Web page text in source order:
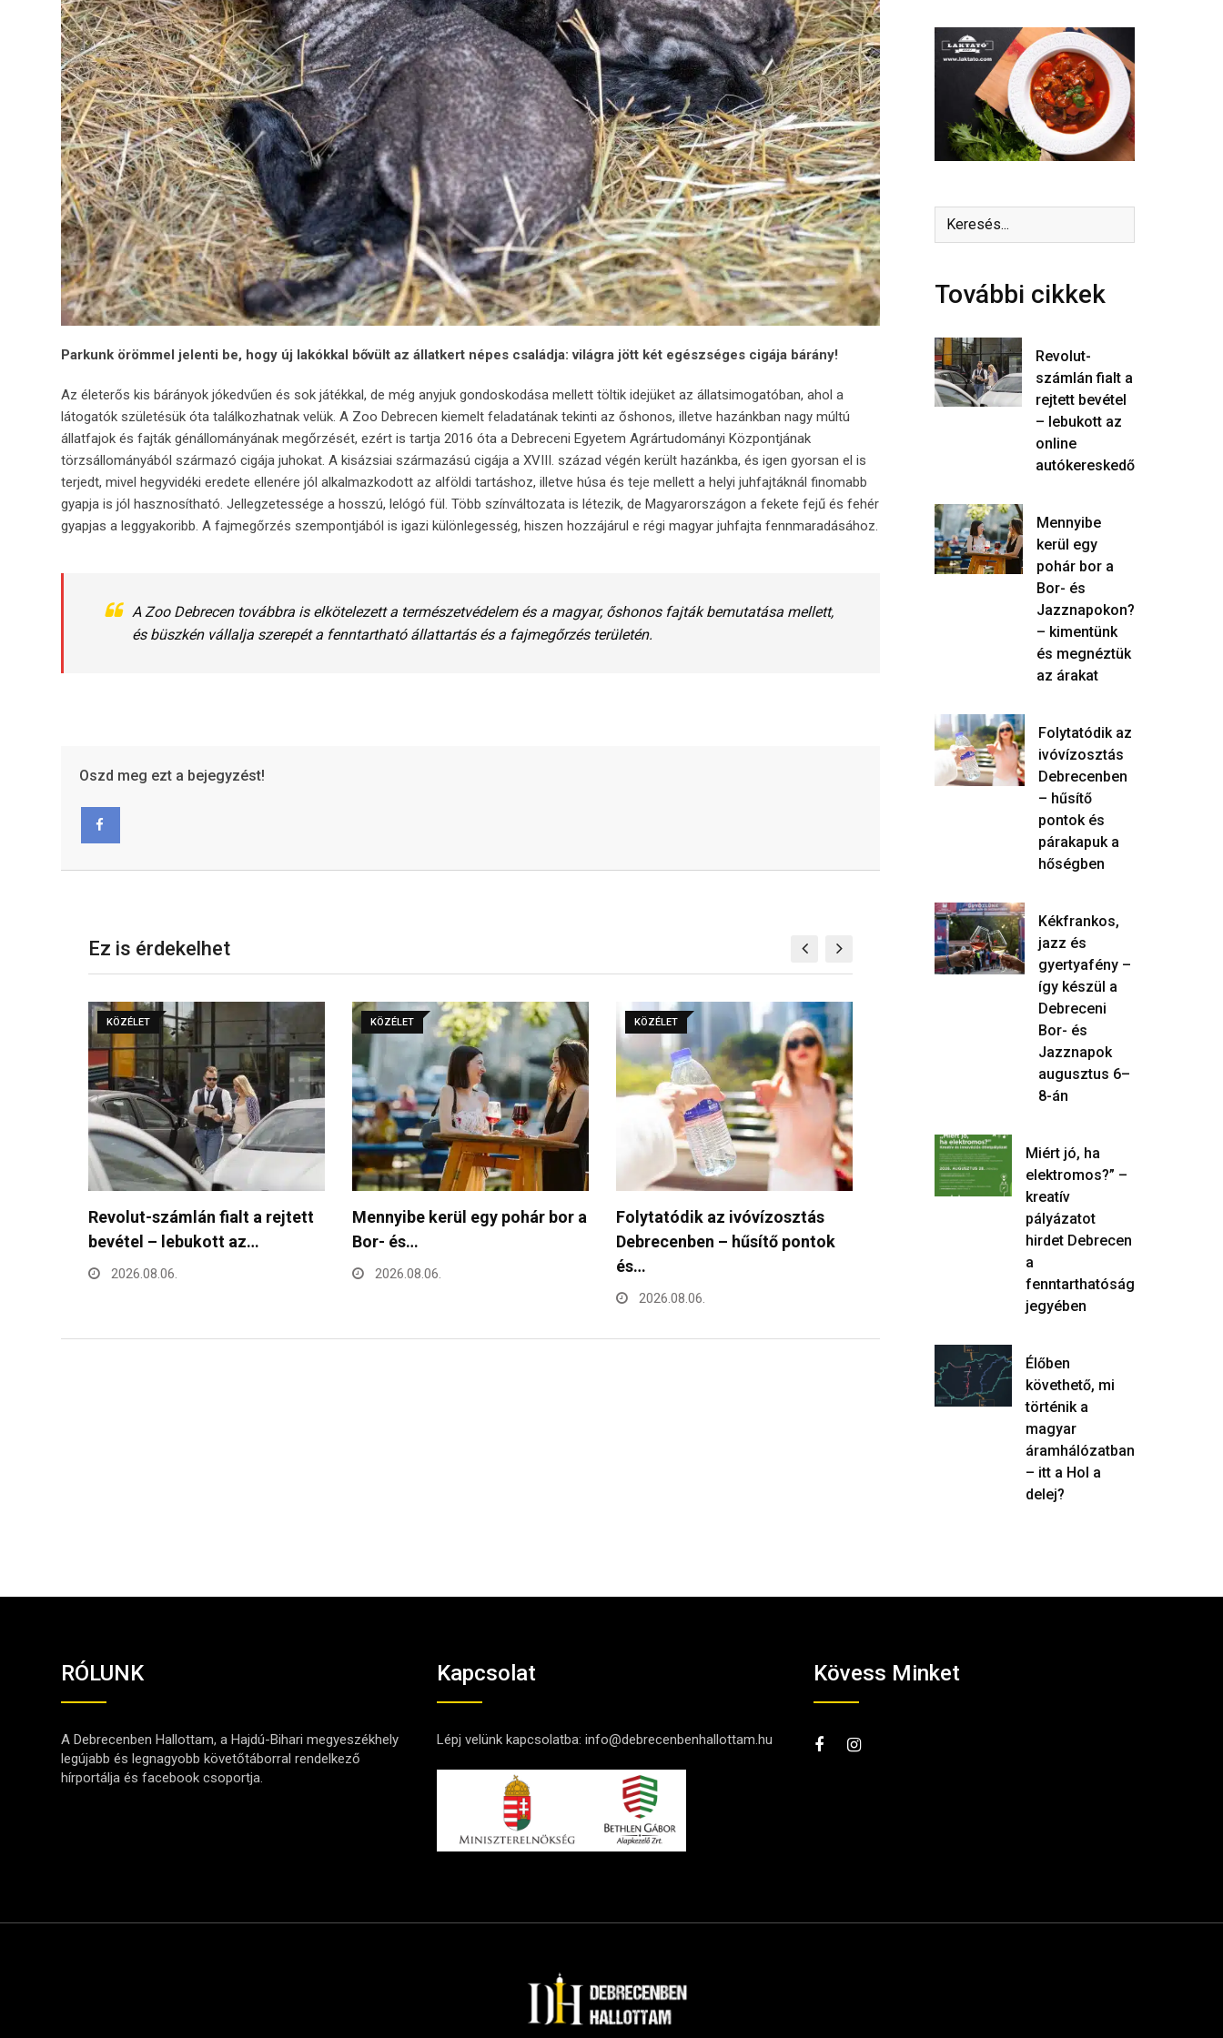
Parkunk örömmel jelenti be, hogy új lakókkal bővült az állatkert népes családja: világra jött két egészséges cigája bárány!
Az életerős kis bárányok jókedvűen és sok játékkal, de még anyjuk gondoskodása mellett töltik idejüket az állatsimogatóban, ahol a
látogatók születésük óta találkozhatnak velük. A Zoo Debrecen kiemelt feladatának tekinti az őshonos, illetve hazánkban nagy múltú
állatfajok és fajták génállományának megőrzését, ezért is tartja 2016 óta a Debreceni Egyetem Agrártudományi Központjának
törzsállományából származó cigája juhokat. A kisázsiai származású cigája a XVIII. század végén került hazánkba, és igen gyorsan el is
terjedt, mivel hegyvidéki eredete ellenére jól alkalmazkodott az alföldi tartáshoz, illetve húsa és teje mellett a helyi juhfajtáknál finomabb
gyapja is jól hasznosítható. Jellegzetessége a hosszú, lelógó fül. Több színváltozata is létezik, de Magyarországon a fekete fejű és fehér
gyapjas a leggyakoribb. A fajmegőrzés szempontjából is igazi különlegesség, hiszen hozzájárul e régi magyar juhfajta fennmaradásához.
A Zoo Debrecen továbbra is elkötelezett a természetvédelem és a magyar, őshonos fajták bemutatása mellett,
és büszkén vállalja szerepét a fenntartható állattartás és a fajmegőrzés területén.
Oszd meg ezt a bejegyzést!
Ez is érdekelhet
KÖZÉLET
Mennyibe kerül egy pohár bor a
Bor- és…
2026.08.06.
KÖZÉLET
Folytatódik az ivóvízosztás
Debrecenben – hűsítő pontok
és…
KÖZÉLET
Miért jó, ha elektromos?” –
kreatív pályázatot hirdet…
2026.08.05.
Revolut-számlán fialt a rejtett
bevétel – lebukott az…
További cikkek
Revolut-
számlán fialt a
rejtett bevétel
– lebukott az
online
autókereskedő
Mennyibe
kerül egy
pohár bor a
Bor- és
Jazznapokon?
– kimentünk
és megnéztük
az árakat
Folytatódik az
ivóvízosztás
Debrecenben
– hűsítő
pontok és
párakapuk a
hőségben
Kékfrankos,
jazz és
gyertyafény –
így készül a
Debreceni
Bor- és
Jazznapok
augusztus 6–
8-án
Miért jó, ha
elektromos?” –
kreatív
pályázatot
hirdet Debrecen
a
fenntarthatóság
jegyében
Élőben
követhető, mi
történik a
magyar
áramhálózatban
– itt a Hol a
delej?
RÓLUNK
A Debrecenben Hallottam, a Hajdú-Bihari megyeszékhely
legújabb és legnagyobb követőtáborral rendelkező
hírportálja és facebook csoportja.
Kapcsolat
Lépj velünk kapcsolatba:info@debrecenbenhallottam.hu
Kövess Minket